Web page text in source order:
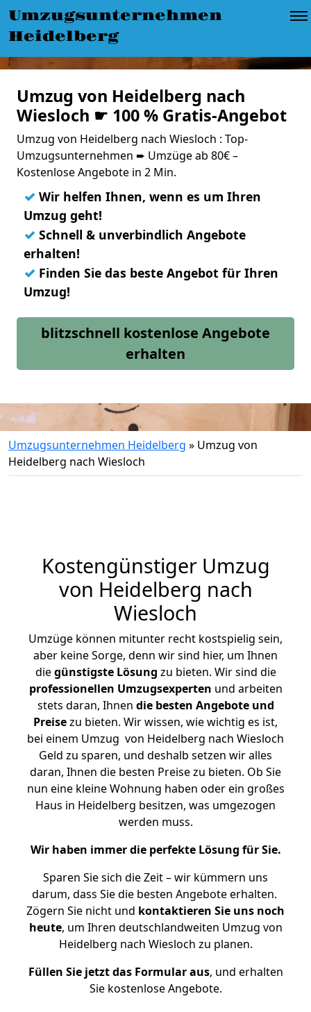
Umzugsunternehmen
Heidelberg
Umzug von Heidelberg nach
Wiesloch ☛ 100 % Gratis-Angebot
Umzug von Heidelberg nach Wiesloch : Top-
Umzugsunternehmen ➨ Umzüge ab 80€ –
Kostenlose Angebote in 2 Min.
✓ Wir helfen Ihnen, wenn es um Ihren
Umzug geht!
✓ Schnell & unverbindlich Angebote
erhalten!
✓ Finden Sie das beste Angebot für Ihren
Umzug!
blitzschnell kostenlose Angebote
erhalten
Umzugsunternehmen Heidelberg » Umzug von
Heidelberg nach Wiesloch
Kostengünstiger Umzug
von Heidelberg nach
Wiesloch
Umzüge können mitunter recht kostspielig sein,
aber keine Sorge, denn wir sind hier, um Ihnen
diegünstigste Lösung zu bieten. Wir sind die
professionellen Umzugsexperten und arbeiten
stets daran, Ihnen die besten Angebote und
Preisezu bieten. Wir wissen, wie wichtig es ist,
bei einem Umzug von Heidelberg nach Wiesloch
Geld zu sparen, und deshalb setzen wir alles
daran, Ihnen die besten Preise zu bieten. Ob Sie
nun eine kleine Wohnung haben oder ein großes
Haus in Heidelberg besitzen, was umgezogen
werden muss.
Wir haben immer die perfekte Lösung für Sie.
Sparen Sie sich die Zeit – wir kümmern uns
darum, dass Sie die besten Angebote erhalten.
Zögern Sie nicht und kontaktieren Sie uns noch
heute, um Ihren deutschlandweiten Umzug von
Heidelberg nach Wiesloch zu planen.
Füllen Sie jetzt das Formular aus, und erhalten
Sie kostenlose Angebote.